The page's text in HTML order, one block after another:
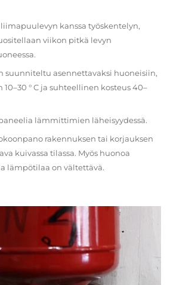
kanssa työskentelyn,
viikon pitkä levyn
suunniteltu asennettavaksi huoneisiin,
° C ja suhteellinen kosteus 40–
lämmittimien läheisyydessä.
rakennuksen tai korjauksen
kuivassa tilassa. Myös huonoa
lämpötilaa on vältettävä.